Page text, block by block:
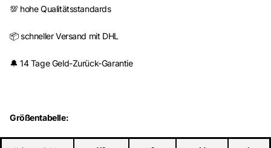
💯 hohe Qualitätsstandards
📦 schneller Versand mit DHL
🔔 14 Tage Geld-Zurück-Garantie
Größentabelle: